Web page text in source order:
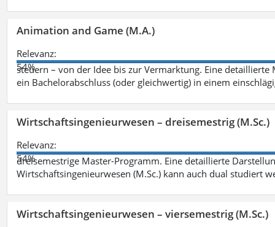
Animation and Game (M.A.)
Relevanz:
54%
steuern – von der Idee bis zur Vermarktung. Eine
ein Bachelorabschluss (oder gleichwertig) in einem
Wirtschaftsingenieurwesen – dreisemestrig (M.Sc.)
Relevanz:
54%
dreisemestrige Master-Programm. Eine detaillierte
Wirtschaftsingenieurwesen (M.Sc.) kann auch dual studiert
Wirtschaftsingenieurwesen – viersemestrig (M.Sc.)